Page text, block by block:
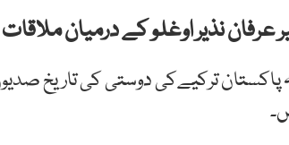
نذیر اوغلو کے درمیان
ترکیےکی دوستی کی تاریخ